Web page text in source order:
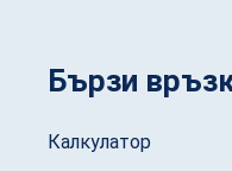
Бързи
Калкулатор